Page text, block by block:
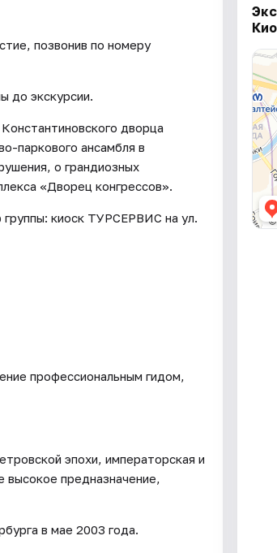
позвонив по номеру
до экскурсии.
дворца
паркового ансамбля в
о грандиозных
«Дворец конгрессов».
группы: киоск ТУРСЕРВИС на ул.
профессиональным гидом,
эпохи, императорская и
высокое предназначение,
в мае 2003 года.